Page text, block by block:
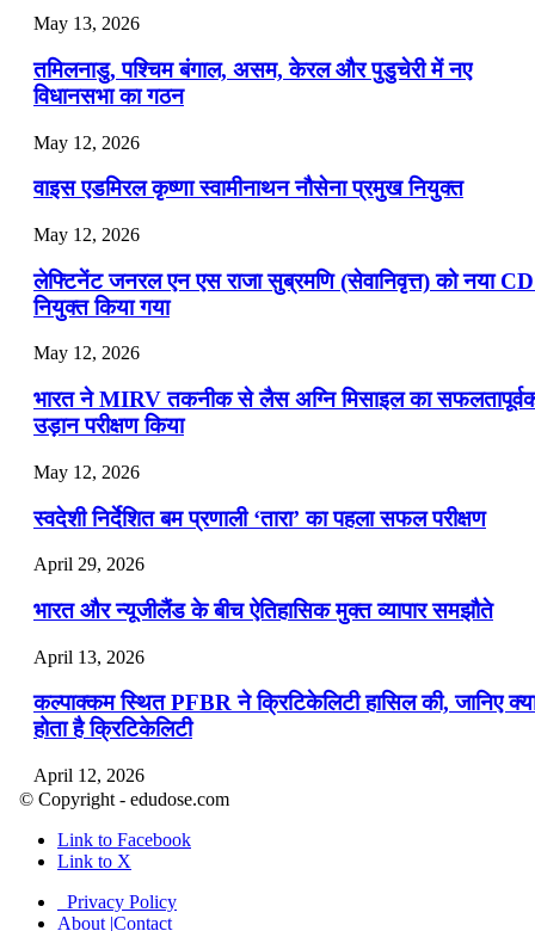
July 16, 2026
📝 डेली करेंट अफेयर्स: 13-15 जुलाई 2026
May 13, 2026
तमिलनाडु, पश्चिम बंगाल, असम, केरल और पुडुचेरी में नए
विधानसभा का गठन
May 12, 2026
वाइस एडमिरल कृष्णा स्वामीनाथन नौसेना प्रमुख नियुक्त
May 12, 2026
लेफ्टिनेंट जनरल एन एस राजा सुब्रमणि (सेवानिवृत्त) को नया
नियुक्त किया गया
May 12, 2026
भारत ने MIRV तकनीक से लैस अग्नि मिसाइल का
उड़ान परीक्षण किया
May 12, 2026
स्वदेशी निर्देशित बम प्रणाली ‘तारा’ का पहला सफल परीक्षण
April 29, 2026
भारत और न्यूजीलैंड के बीच ऐतिहासिक मुक्त व्यापार समझौते
April 13, 2026
कल्पाक्कम स्थित PFBR ने क्रिटिकेलिटी हासिल की, जानिए
होता है क्रिटिकेलिटी
April 12, 2026
April 9, 2026
नासा का आर्टेमिस-2 मिशन: मनुष्य एक बार फिर से चंद्रमा के
© Copyright - edudose.com
Link to Facebook
Link to X
Privacy Policy
About |Contact